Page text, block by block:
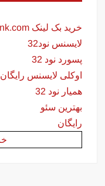
خرید بک لینک behtarinbacklink.com
لایسنس نود32
پسورد نود 32
اوکلی لایسنس رایگان
همیار نود 32
بهترین سئو
رایگان